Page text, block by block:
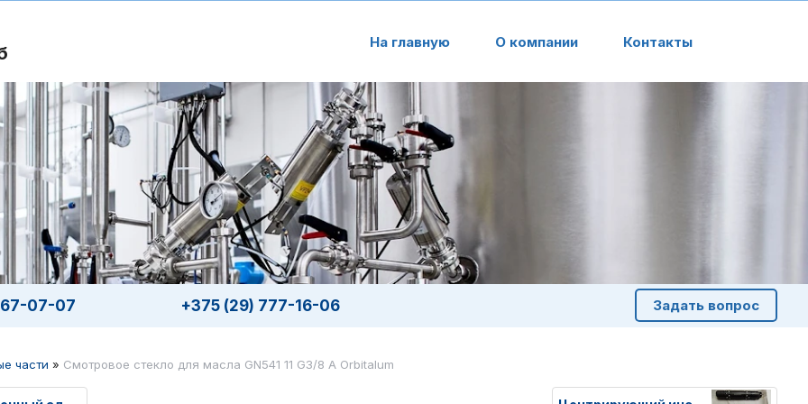
На главную О компании Контакты
07-07 +375 (29) 777-16-06 Задать вопрос
части » Смотровое стекло для масла GN541 11 G3/8 A Orbitalum